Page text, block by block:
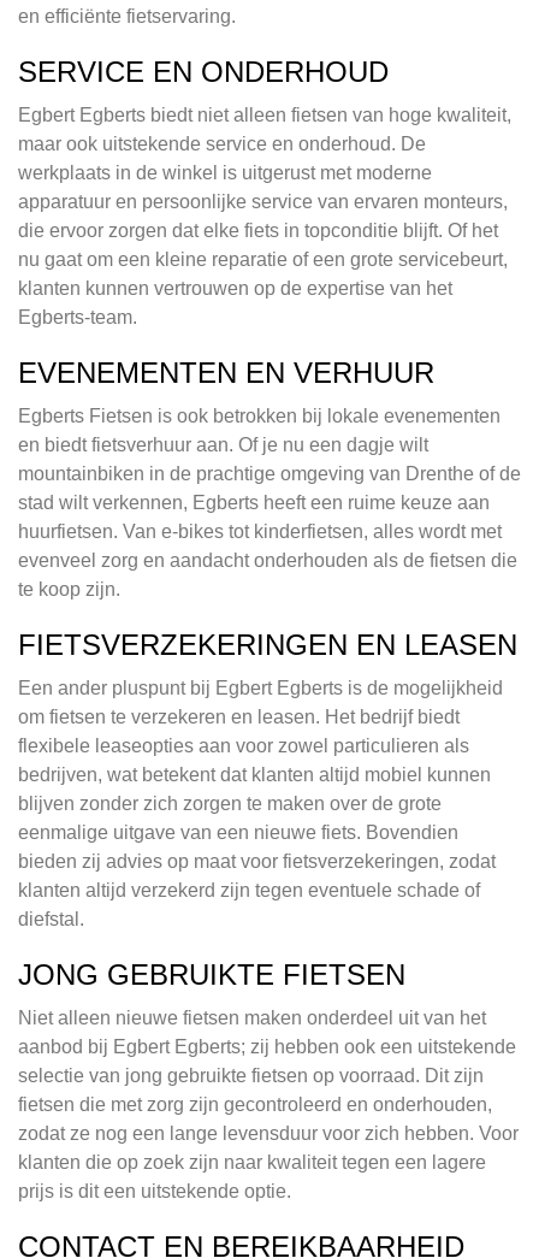
en efficiënte fietservaring.
SERVICE EN ONDERHOUD
Egbert Egberts biedt niet alleen fietsen van hoge kwaliteit,
maar ook uitstekende service en onderhoud. De
werkplaats in de winkel is uitgerust met moderne
apparatuur en persoonlijke service van ervaren monteurs,
die ervoor zorgen dat elke fiets in topconditie blijft. Of het
nu gaat om een kleine reparatie of een grote servicebeurt,
klanten kunnen vertrouwen op de expertise van het
Egberts-team.
EVENEMENTEN EN VERHUUR
Egberts Fietsen is ook betrokken bij lokale evenementen
en biedt fietsverhuur aan. Of je nu een dagje wilt
mountainbiken in de prachtige omgeving van Drenthe of de
stad wilt verkennen, Egberts heeft een ruime keuze aan
huurfietsen. Van e-bikes tot kinderfietsen, alles wordt met
evenveel zorg en aandacht onderhouden als de fietsen die
te koop zijn.
FIETSVERZEKERINGEN EN LEASEN
Een ander pluspunt bij Egbert Egberts is de mogelijkheid
om fietsen te verzekeren en leasen. Het bedrijf biedt
flexibele leaseopties aan voor zowel particulieren als
bedrijven, wat betekent dat klanten altijd mobiel kunnen
blijven zonder zich zorgen te maken over de grote
eenmalige uitgave van een nieuwe fiets. Bovendien
bieden zij advies op maat voor fietsverzekeringen, zodat
klanten altijd verzekerd zijn tegen eventuele schade of
diefstal.
JONG GEBRUIKTE FIETSEN
Niet alleen nieuwe fietsen maken onderdeel uit van het
aanbod bij Egbert Egberts; zij hebben ook een uitstekende
selectie van jong gebruikte fietsen op voorraad. Dit zijn
fietsen die met zorg zijn gecontroleerd en onderhouden,
zodat ze nog een lange levensduur voor zich hebben. Voor
klanten die op zoek zijn naar kwaliteit tegen een lagere
prijs is dit een uitstekende optie.
CONTACT EN BEREIKBAARHEID